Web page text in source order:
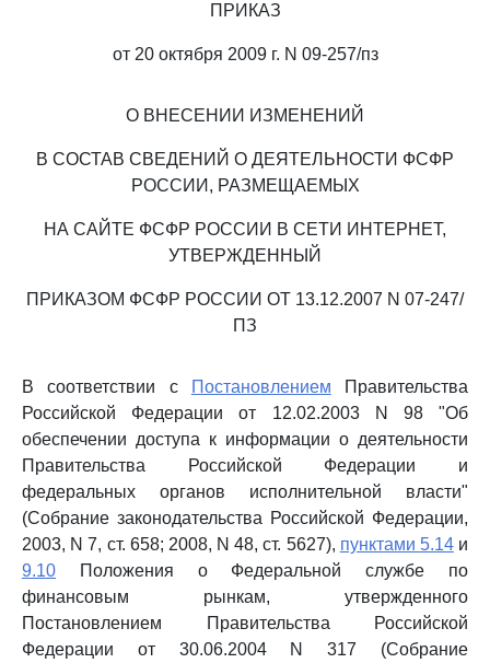
ПРИКАЗ
от 20 октября 2009 г. N 09-257/пз
О ВНЕСЕНИИ ИЗМЕНЕНИЙ
В СОСТАВ СВЕДЕНИЙ О ДЕЯТЕЛЬНОСТИ ФСФР
РОССИИ, РАЗМЕЩАЕМЫХ
НА САЙТЕ ФСФР РОССИИ В СЕТИ ИНТЕРНЕТ,
УТВЕРЖДЕННЫЙ
ПРИКАЗОМ ФСФР РОССИИ ОТ 13.12.2007 N 07-247/
ПЗ
В соответствии с Постановлением Правительства
Российской Федерации от 12.02.2003 N 98 "Об
обеспечении доступа к информации о деятельности
Правительства Российской Федерации и
федеральных органов исполнительной власти"
(Собрание законодательства Российской Федерации,
2003, N 7, ст. 658; 2008, N 48, ст. 5627), пунктами 5.14и
9.10 Положения о Федеральной службе по
финансовым рынкам, утвержденного
Постановлением Правительства Российской
Федерации от 30.06.2004 N 317 (Собрание